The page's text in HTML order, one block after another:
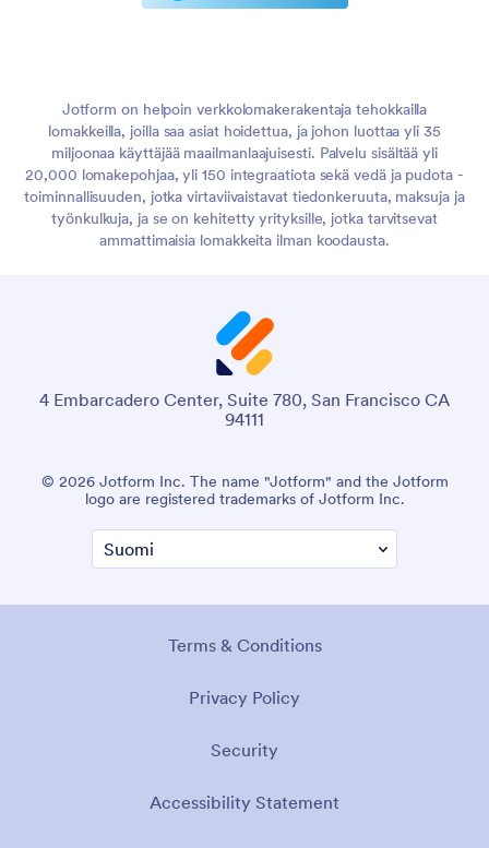
Jotform on helpoin verkkolomakerakentaja tehokkailla
lomakkeilla, joilla saa asiat hoidettua, ja johon luottaa yli 35
miljoonaa käyttäjää maailmanlaajuisesti. Palvelu sisältää yli
20,000 lomakepohjaa, yli 150 integraatiota sekä vedä ja pudota -
toiminnallisuuden, jotka virtaviivaistavat tiedonkeruuta, maksuja ja
työnkulkuja, ja se on kehitetty yrityksille, jotka tarvitsevat
ammattimaisia lomakkeita ilman koodausta.
4 Embarcadero Center, Suite 780, San Francisco CA
94111
© 2026 Jotform Inc. The name "Jotform" and the Jotform
logo are registered trademarks of Jotform Inc.
Terms & Conditions
Privacy Policy
Security
Accessibility Statement